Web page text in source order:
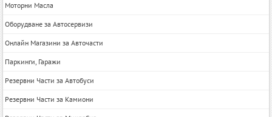
Моторни Масла
Оборудване за Автосервизи
Онлайн Магазини за Авточасти
Паркинги, Гаражи
Резервни Части за Автобуси
Резервни Части за Камиони